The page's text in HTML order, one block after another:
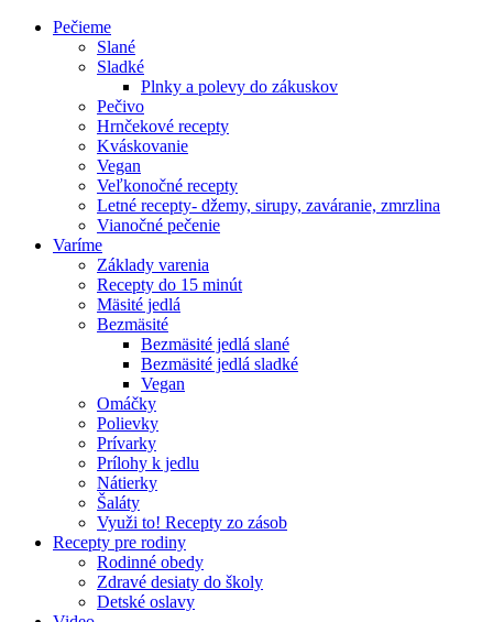
Pečieme
Slané
Sladké
Plnky a polevy do zákuskov
Pečivo
Hrnčekové recepty
Kváskovanie
Vegan
Veľkonočné recepty
Letné recepty- džemy, sirupy, zaváranie, zmrzlina
Vianočné pečenie
Varíme
Základy varenia
Recepty do 15 minút
Mäsité jedlá
Bezmäsité
Bezmäsité jedlá slané
Bezmäsité jedlá sladké
Vegan
Omáčky
Polievky
Prívarky
Prílohy k jedlu
Nátierky
Šaláty
Využi to! Recepty zo zásob
Recepty pre rodiny
Rodinné obedy
Zdravé desiaty do školy
Detské oslavy